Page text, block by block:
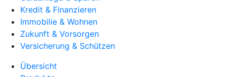
Kredit & Finanzieren
Immobilie & Wohnen
Zukunft & Vorsorgen
Versicherung & Schützen
Übersicht